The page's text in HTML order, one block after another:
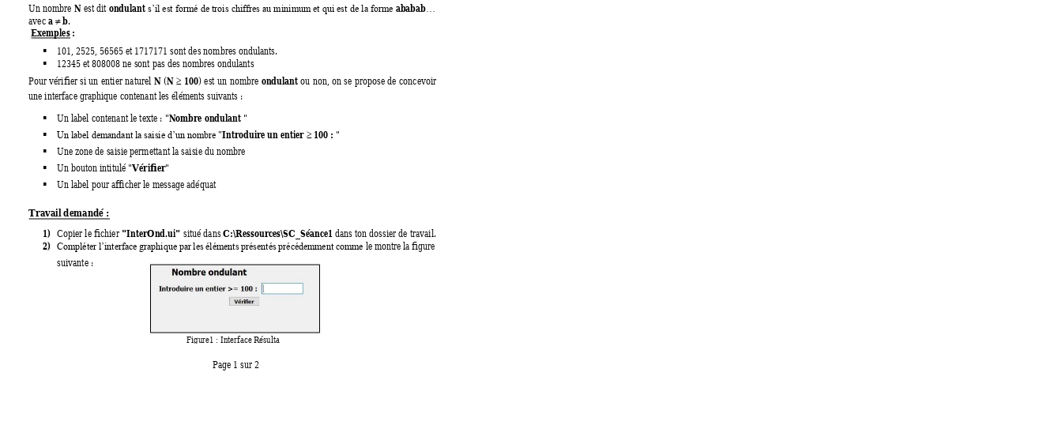
Page 1 sur 2
Un nombre Nest dit ondulant s’il est formé de trois chiffres au minimum et qui est de la forme ababab…
avec a  b.
Exemples :
▪ 101, 2525, 56565 et 1717171 sont des nombres ondulants.
▪
12345 et 808008 ne sont pas des nombres ondulants
Pour vérifier si un entier naturel N(N  100) est un nombre ondulant ou non, on se propose de concevoir
une interface graphique contenant les éléments suivants :
▪ Un label contenant le texte : "Nombre ondulant "
▪ Un label demandant la saisie d’un nombre "Introduire un entier  100 : "
▪ Une zone de saisie permettant la saisie du nombre
▪ Un bouton intitulé "Vérifier"
▪ Un label pour afficher le message adéquat
Travail demandé :
1) Copier le fichier "InterOnd.ui" situé dansC:\Ressources\SC_Séance1 danston dossier de travail.
2) Compléter l’interface graphique par les éléments présentés précédemment comme le montre la figure
suivante :
Figure1 : Interface Résulta